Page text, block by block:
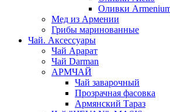
Оливки
Мед из Армении
Грибы маринованные
Чай. Аксессуары
Чай Арарат
Чай Darman
АРМЧАЙ
Чай заварочный
Прозрачная фасовка
Армянский Тараз